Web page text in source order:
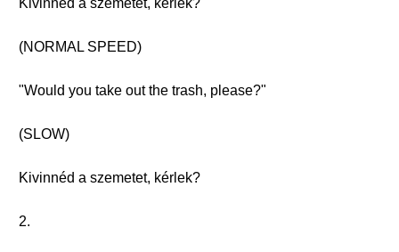
Kivinnéd a szemetet, kérlek?
(NORMAL SPEED)
"Would you take out the trash, please?"
(SLOW)
Kivinnéd a szemetet, kérlek?
2.